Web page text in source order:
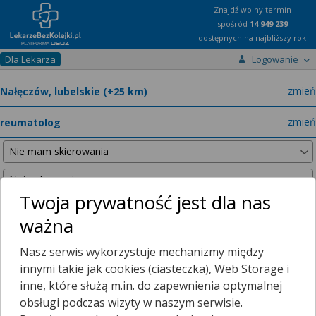
Znajdź wolny termin
spośród 14 949 239
dostępnych na najbliższy rok
Dla Lekarza Logowanie
zmień
zmień
Poniższe wyniki znaleźliśmy, szukając w promieniu 25 km
od wybranej lokalizacji.
Twoja prywatność jest dla nas
ważna
Nasz serwis wykorzystuje mechanizmy między
innymi takie jak cookies (ciasteczka), Web Storage i
inne, które służą m.in. do zapewnienia optymalnej
obsługi podczas wizyty w naszym serwisie.